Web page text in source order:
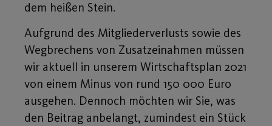
dem heißen Stein.
Aufgrund des Mitgliederverlusts sowie des
Wegbrechens von Zusatzeinahmen müssen
wir aktuell in unserem Wirtschaftsplan 2021
von einem Minus von rund 150 000 Euro
ausgehen. Dennoch möchten wir Sie, was
den Beitrag anbelangt, zumindest ein Stück